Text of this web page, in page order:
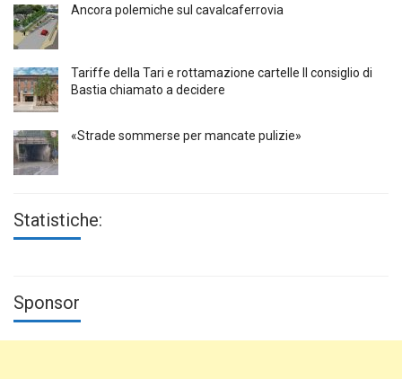
Ancora polemiche sul cavalcaferrovia
Tariffe della Tari e rottamazione cartelle Il consiglio di
Bastia chiamato a decidere
«Strade sommerse per mancate pulizie»
Statistiche:
Sponsor